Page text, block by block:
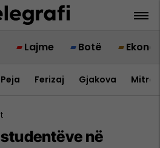
Lajme Botë
Peja Ferizaj Gjakova
në